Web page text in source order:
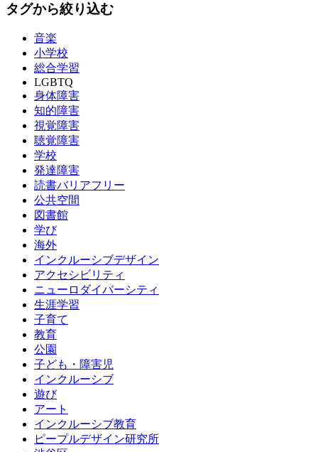
タグから絞り込む
音楽
小学校
総合学習
LGBTQ
身体障害
知的障害
視覚障害
聴覚障害
学校
発達障害
読書バリアフリー
公共空間
図書館
学び
海外
インクルーシブデザイン
アクセシビリティ
ニューロダイバーシティ
生涯学習
子育て
教育
公園
子ども・障害児
インクルーシブ
遊び
アート
インクルーシブ教育
ピープルデザイン研究所